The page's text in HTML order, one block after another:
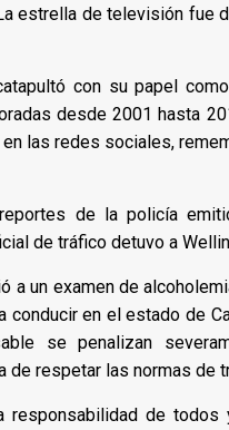
estrella de televisión fue
con su papel
desde 2001 hasta
las redes sociales,
de la policía
de tráfico detuvo a
a un examen de
conducir en el estado de
se penalizan
de respetar las normas de
responsabilidad de